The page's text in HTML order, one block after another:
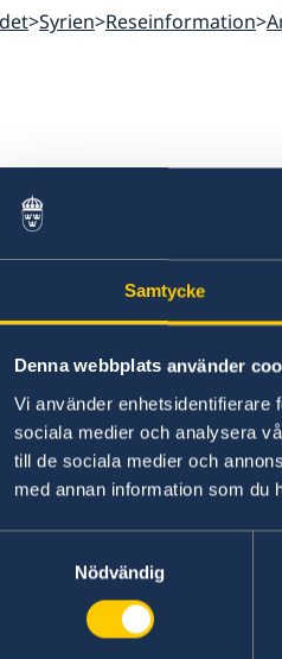
Samtycke
Denna webbplats använder
Vi använder enhetsidentifierare
sociala medier och analysera
till de sociala medier och
med annan information som du
Nödvändig
Syrien Reseinformation
i Syrien
I Syrien
råkar ut för en olycka
och katastrofer
säkerhet